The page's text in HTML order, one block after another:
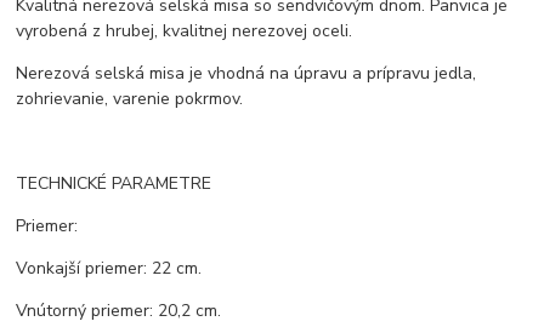
Kvalitná nerezová selská misa so sendvičovým dnom. Panvica je
vyrobená z hrubej, kvalitnej nerezovej oceli.
Nerezová selská misa je vhodná na úpravu a prípravu jedla,
zohrievanie, varenie pokrmov.
TECHNICKÉ PARAMETRE
Priemer:
Vonkajší priemer: 22 cm.
Vnútorný priemer: 20,2 cm.